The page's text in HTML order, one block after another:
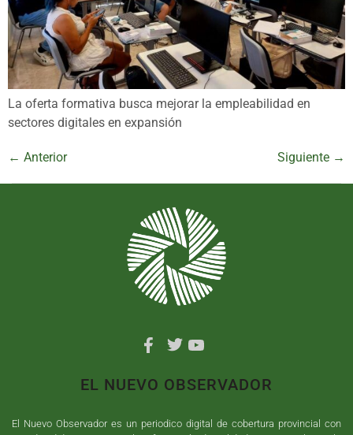
La oferta formativa busca mejorar la empleabilidad en
sectores digitales en expansión
← Anterior Siguiente →
EL NUEVO OBSERVADOR
El Nuevo Observador es un periodico digital de cobertura provincial con